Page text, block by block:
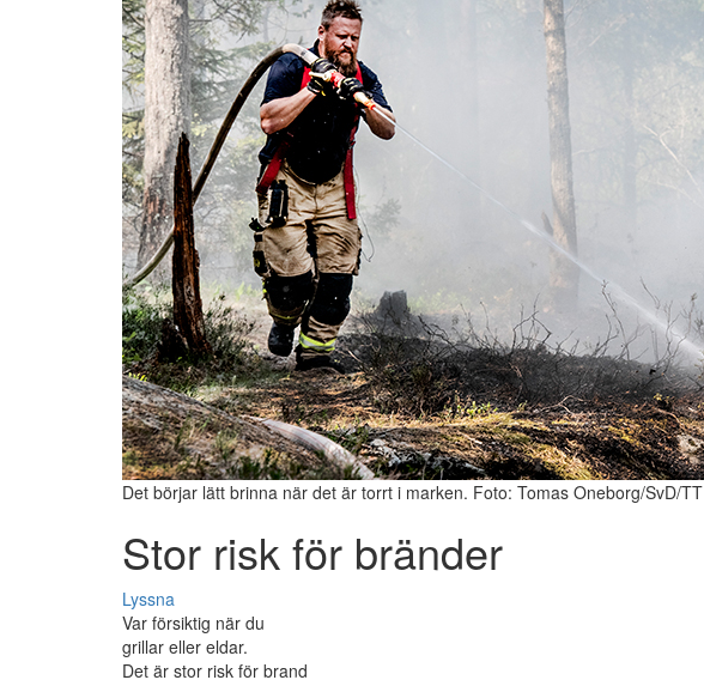
Det börjar lätt brinna när det är torrt i marken. Foto: Tomas Oneborg/SvD/TT
Stor risk för bränder
Lyssna
Var försiktig när du
grillar eller eldar.
Det är stor risk för brand